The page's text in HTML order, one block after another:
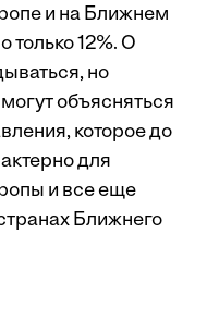
и на Ближнем
только 12%. О
но
объясняться
которое до
для
и все еще
Ближнего